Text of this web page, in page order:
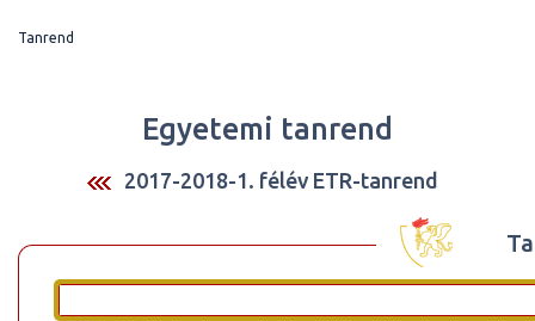
Tanrend
Egyetemi tanrend
2017-2018-1. félév ETR-tanrend